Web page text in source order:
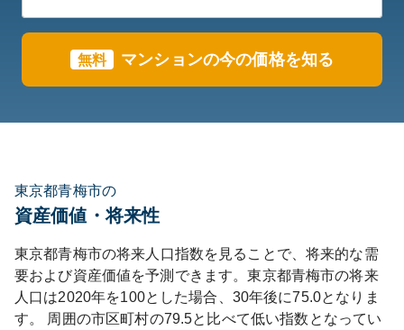
無料 マンションの今の価格を知る
東京都青梅市の
資産価値・将来性
東京都青梅市の将来人口指数を見ることで、将来的な需
要および資産価値を予測できます。東京都青梅市の将来
人口は2020年を100とした場合、30年後に75.0となりま
す。
周囲の市区町村の79.5と比べて低い指数となってい